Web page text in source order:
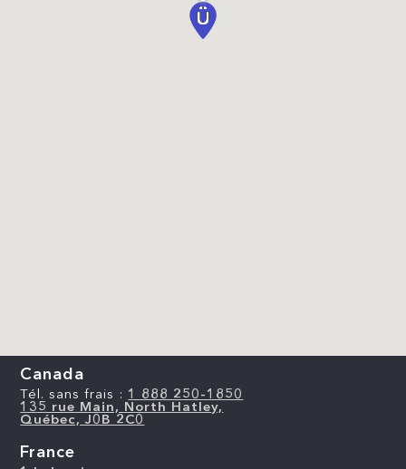
Canada
Tél. sans frais : 1 888 250-1850
135 rue Main, North Hatley,
Québec, J0B 2C0
France